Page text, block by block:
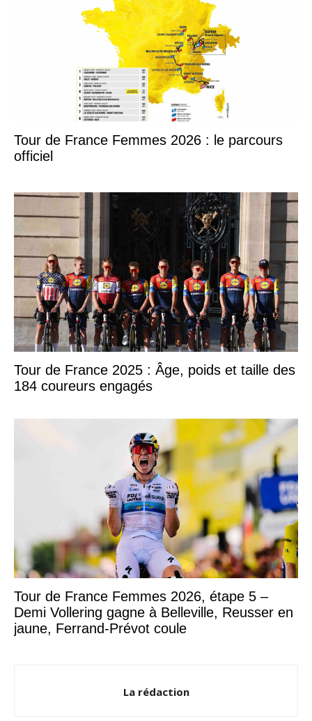
Tour de France Femmes 2026 : le parcours
officiel
Tour de France 2025 : Âge, poids et taille des
184 coureurs engagés
Tour de France Femmes 2026, étape 5 –
Demi Vollering gagne à Belleville, Reusser en
jaune, Ferrand-Prévot coule
La rédaction